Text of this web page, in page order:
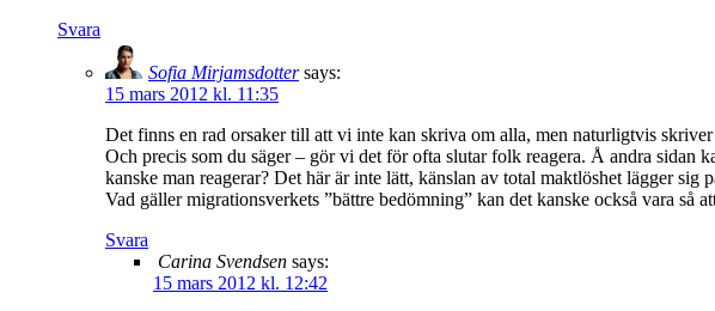
Svara
Sofia Mirjamsdotter says:
15 mars 2012 kl. 11:35
Det finns en rad orsaker till att vi inte kan skriva om alla, men naturligtvis
Och precis som du säger – gör vi det för ofta slutar folk reagera. Å andra sidan
kanske man reagerar? Det här är inte lätt, känslan av total maktlöshet lägger
Vad gäller migrationsverkets ”bättre bedömning” kan det kanske också vara så
Svara
Carina Svendsen says:
15 mars 2012 kl. 12:42